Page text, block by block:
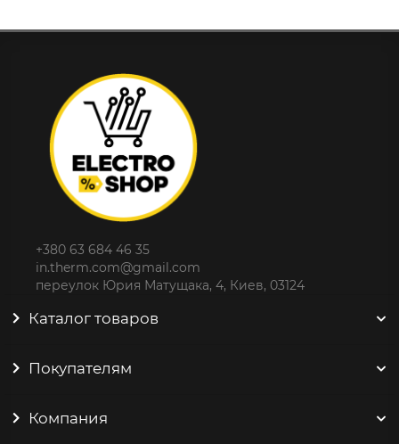
+380 63 684 46 35
in.therm.com@gmail.com
переулок Юрия Матущака, 4, Киев, 03124
Каталог товаров
Покупателям
Компания